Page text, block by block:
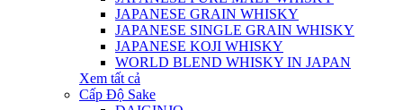
JAPANESE GRAIN WHISKY
JAPANESE SINGLE GRAIN WHISKY
JAPANESE KOJI WHISKY
WORLD BLEND WHISKY IN JAPAN
Xem tất cả
Cấp Độ Sake